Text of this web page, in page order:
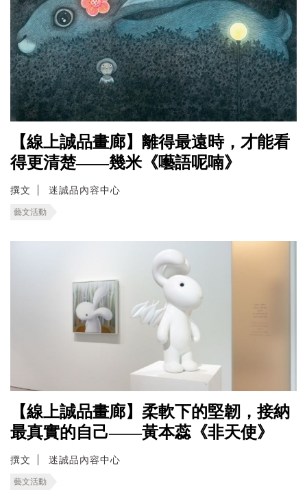
【線上誠品畫廊】離得最遠時，才能看
得更清楚——幾米《囈語呢喃》
撰文 迷誠品內容中心
藝文活動
【線上誠品畫廊】柔軟下的堅韌，接納
最真實的自己——黃本蕊《非天使》
撰文 迷誠品內容中心
藝文活動